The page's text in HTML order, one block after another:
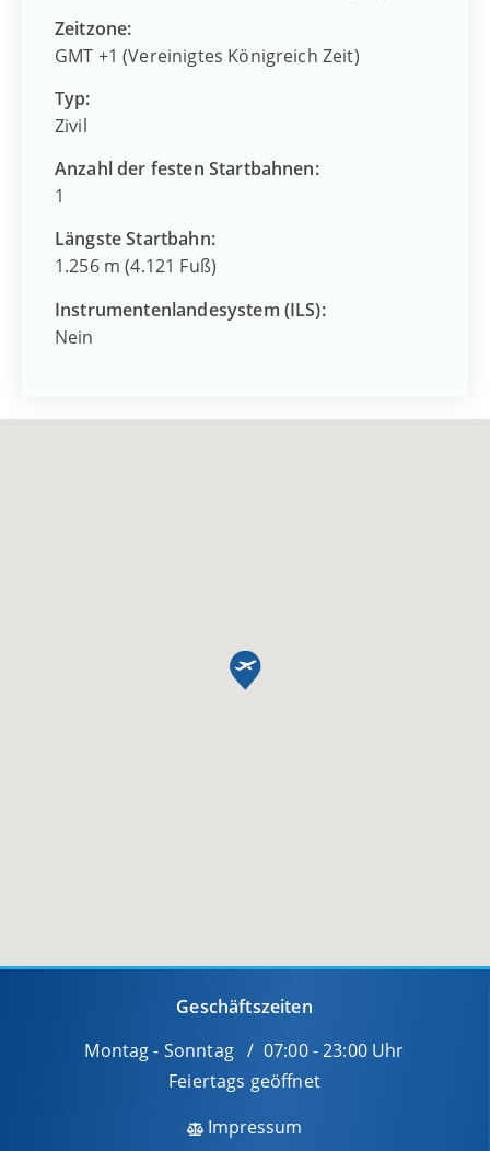
Zeitzone:
GMT +1 (Vereinigtes Königreich Zeit)
Typ:
Zivil
Anzahl der festen Startbahnen:
1
Längste Startbahn:
1.256 m (4.121 Fuß)
Instrumentenlandesystem (ILS):
Nein
Geschäftszeiten
Montag - Sonntag / 07:00 - 23:00 Uhr
Feiertags geöffnet
Impressum